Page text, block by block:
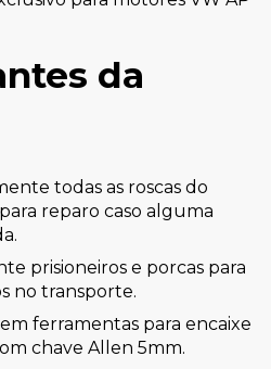
da
todas as roscas do
reparo caso alguma
prisioneiros e porcas para
no transporte.
ferramentas para encaixe
chave Allen 5mm.